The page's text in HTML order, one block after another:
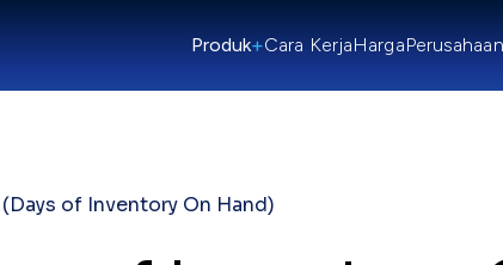
Produk+Cara KerjaHargaPerusahaan
of Inventory On Hand)